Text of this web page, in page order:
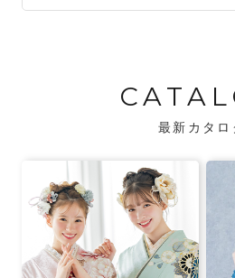
・振袖コンシェルジュが、
バッグでお嬢様らしいコ
最新カタロ